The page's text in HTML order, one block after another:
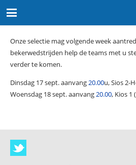
Onze selectie mag volgende week
bekerwedstrijden help de teams met u
verder te komen.
Dinsdag 17 sept. aanvang 20.00u, Sios 2-
Woensdag 18 sept. aanvang 20.00, Kios 1